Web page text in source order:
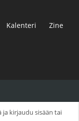
Kalenteri Zine
ja kirjaudu sisään tai